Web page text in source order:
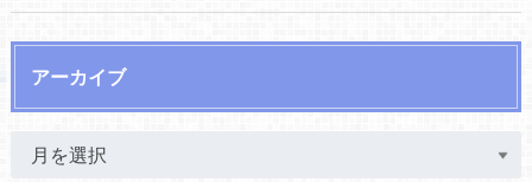
アーカイブ